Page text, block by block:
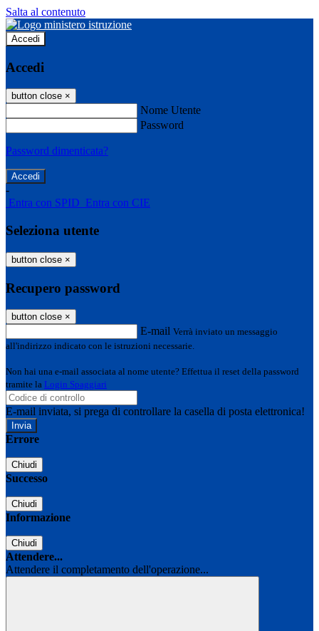
Salta al contenuto
Accedi
Accedi
button close ×
Nome Utente
Password
Password dimenticata?
-
Entra con SPID Entra con CIE
Seleziona utente
button close ×
Recupero password
button close ×
E-mail Verrà inviato un messaggio
all'indirizzo indicato con le istruzioni necessarie.
Non hai una e-mail associata al nome utente? Effettua il reset della password
tramite la Login Spaggiari
E-mail inviata, si prega di controllare la casella di posta elettronica!
Errore
Chiudi
Successo
Chiudi
Informazione
Chiudi
Attendere...
Attendere il completamento dell'operazione...